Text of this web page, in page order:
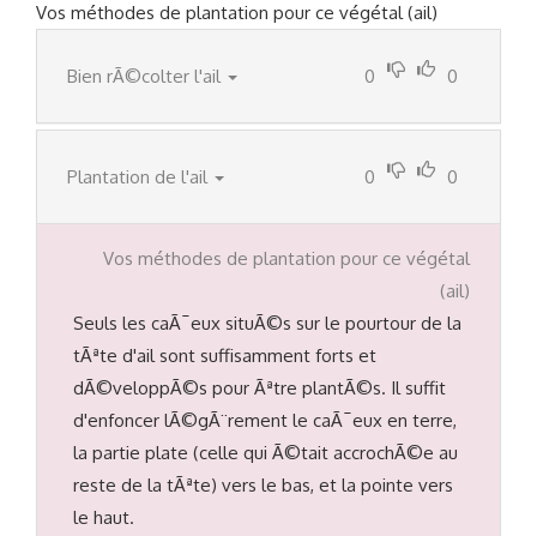
Vos méthodes de plantation pour ce végétal (ail)
Bien rÃ©colter l'ail 0
0
Plantation de l'ail 0
0
Vos méthodes de plantation pour ce végétal
(ail)
Seuls les caÃ¯eux situÃ©s sur le pourtour de la
tÃªte d'ail sont suffisamment forts et
dÃ©veloppÃ©s pour Ãªtre plantÃ©s. Il suffit
d'enfoncer lÃ©gÃ¨rement le caÃ¯eux en terre,
la partie plate (celle qui Ã©tait accrochÃ©e au
reste de la tÃªte) vers le bas, et la pointe vers
le haut.